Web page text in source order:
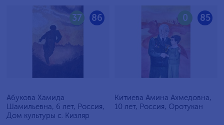
86
37
Абукова Хамида
Шамильевна, 6 лет, Россия,
Дом культуры с. Кизляр
85
0
Китиева Амина Ахмедовна,
10 лет, Россия, Оротукан